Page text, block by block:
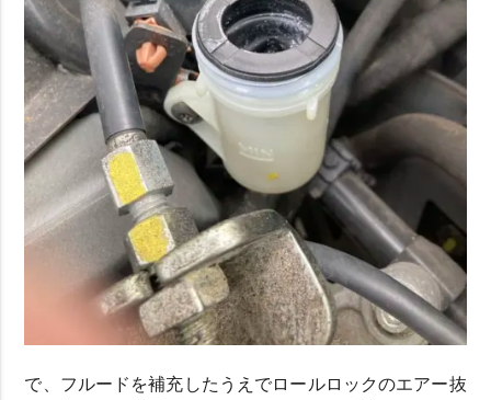
で、フルードを補充したうえでロールロックのエアー抜